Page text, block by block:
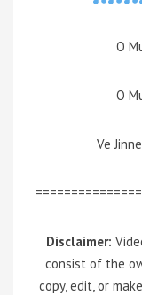
O
O
Ve
Disclaimer:
consist of the
copy, edit, or